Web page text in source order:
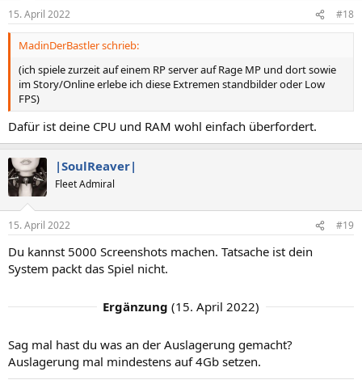
15. April 2022 #18
MadinDerBastler schrieb:
(ich spiele zurzeit auf einem RP server auf Rage MP und dort sowie
im Story/Online erlebe ich diese Extremen standbilder oder Low
FPS)
Dafür ist deine CPU und RAM wohl einfach überfordert.
|SoulReaver|
Fleet Admiral
15. April 2022 #19
Du kannst 5000 Screenshots machen. Tatsache ist dein
System packt das Spiel nicht.
Ergänzung (15. April 2022)
Sag mal hast du was an der Auslagerung gemacht?
Auslagerung mal mindestens auf 4Gb setzen.